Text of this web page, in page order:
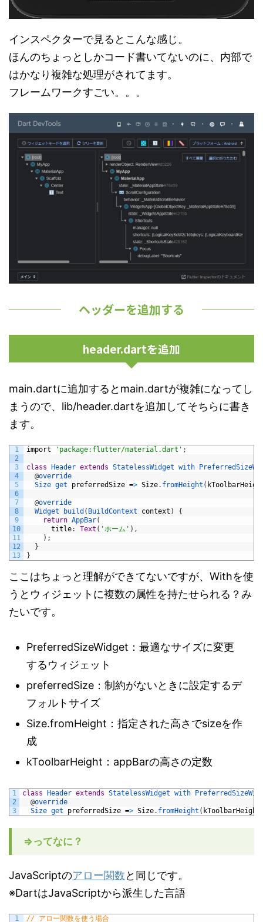
インスペクターで見るとこんな感じ。
ほんのちょっとしかコード書いてないのに、内部で
はかなり複雑な処理がされてます。
フレームワークすごい。。。
ヘッダーを追加する
header.dartを追加
main.dartに追加するとmain.dartが複雑になってし
まうので、lib/header.dartを追加してそちらに書き
ます。
1
2
3
4
5
6
7
8
9
10
11
12
13
import 'package:flutter/material.dart' ;
class Header extends StatelessWidget with
@override
Size get preferredSize => Size. fromHeight (
@override
Widget
build ( BuildContext context )
{
return AppBar(
title: Text ( 'ホーム' ) ,
) ;
}
}
ここはちょっと理解ができてないですが、Withを使
うとウィジェットに複数の属性を持たせられる？み
たいです。
PreferredSizeWidget：最適なサイズに変更
するウィジェット
preferredSize：制約がないときに設定するデ
フォルトサイズ
Size.fromHeight：指定された高さでsizeを作
成
kToolbarHeight：appBarの高さの定数
1
2
3
class Header extends StatelessWidget with
@override
Size get preferredSize => Size. fromHeight ( kToolbarHeight
=>ってなに？
JavaScriptのアロー関数と同じです。
※DartはJavaScriptから派生した言語
1 // アロー関数を使う場合